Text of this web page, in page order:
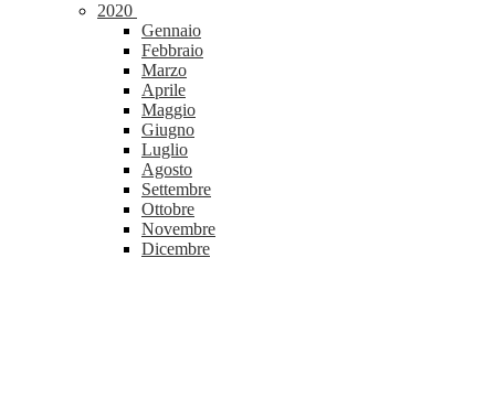
2020
Gennaio
Febbraio
Marzo
Aprile
Maggio
Giugno
Luglio
Agosto
Settembre
Ottobre
Novembre
Dicembre